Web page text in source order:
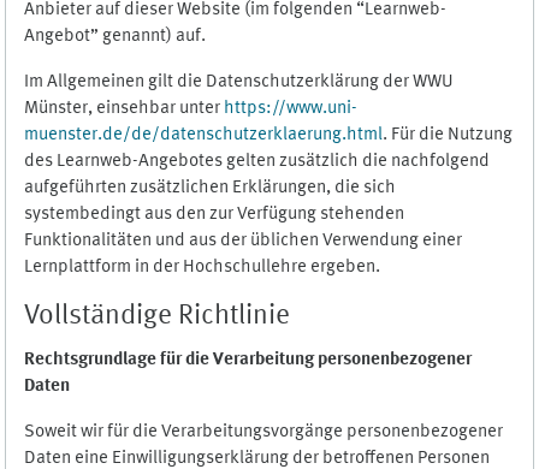
Anbieter auf dieser Website (im folgenden “Learnweb-
Angebot” genannt) auf.
Im Allgemeinen gilt die Datenschutzerklärung der WWU
Münster, einsehbar unter https://www.uni-
muenster.de/de/datenschutzerklaerung.html. Für die Nutzung
des Learnweb-Angebotes gelten zusätzlich die nachfolgend
aufgeführten zusätzlichen Erklärungen, die sich
systembedingt aus den zur Verfügung stehenden
Funktionalitäten und aus der üblichen Verwendung einer
Lernplattform in der Hochschullehre ergeben.
Vollständige Richtlinie
Rechtsgrundlage für die Verarbeitung personenbezogener
Daten
Soweit wir für die Verarbeitungsvorgänge personenbezogener
Daten eine Einwilligungserklärung der betroffenen Personen